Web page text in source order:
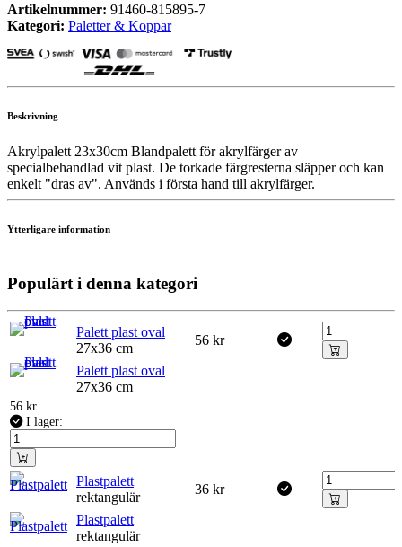
Artikelnummer: 91460-815895-7
Kategori: Paletter & Koppar
Beskrivning
Akrylpalett 23x30cm Blandpalett för akrylfärger av
specialbehandlad vit plast. De torkade färgresterna släpper och kan
enkelt "dras av". Används i första hand till akrylfärger.
Ytterligare information
Populärt i denna kategori
Palett plast oval
27x36 cm
56 kr
Palett plast oval
27x36 cm
56 kr
I lager:
Plastpalett
rektangulär
36 kr
Plastpalett
rektangulär